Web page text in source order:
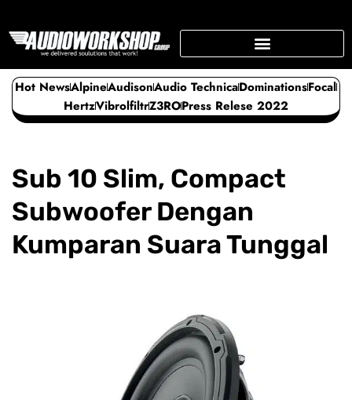
to
content
Hot NewsAlpineAudisonAudio TechnicaDominationsFocal
HertzVibrolfiltrZ3ROPress Relese 2022
Sub 10 Slim, Compact
Subwoofer Dengan
Kumparan Suara Tunggal